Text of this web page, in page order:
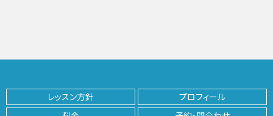
レッスン方針
プロフィール